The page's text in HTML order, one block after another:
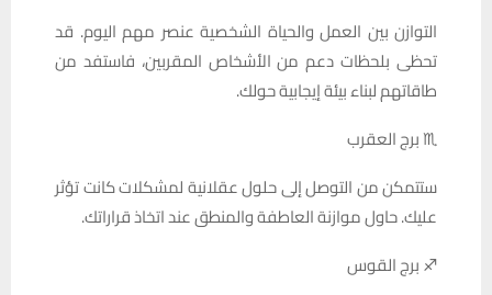
التوازن بين العمل والحياة الشخصية عنصر مهم اليوم. قد
تحظى بلحظات دعم من الأشخاص المقربين، فاستفد من
طاقاتهم لبناء بيئة إيجابية حولك.
♏ برج العقرب
ستتمكن من التوصل إلى حلول عقلانية لمشكلات كانت تؤثر
عليك. حاول موازنة العاطفة والمنطق عند اتخاذ قراراتك.
♐ برج القوس